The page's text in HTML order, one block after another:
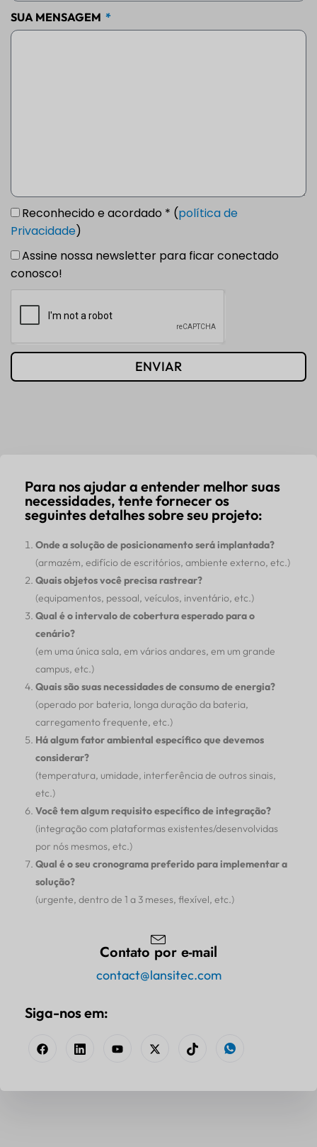
SUA MENSAGEM
Reconhecido e acordado * (política de
Privacidade)
Assine nossa newsletter para ficar conectado
conosco!
ENVIAR
Para nos ajudar a entender melhor suas
necessidades, tente fornecer os
seguintes detalhes sobre seu projeto:
Onde a solução de posicionamento será implantada?
(armazém, edifício de escritórios, ambiente externo, etc.)
Quais objetos você precisa rastrear?
(equipamentos, pessoal, veículos, inventário, etc.)
Qual é o intervalo de cobertura esperado para o
cenário?
(em uma única sala, em vários andares, em um grande
campus, etc.)
Quais são suas necessidades de consumo de energia?
(operado por bateria, longa duração da bateria,
carregamento frequente, etc.)
Há algum fator ambiental específico que devemos
considerar?
(temperatura, umidade, interferência de outros sinais,
etc.)
Você tem algum requisito específico de integração?
(integração com plataformas existentes/desenvolvidas
por nós mesmos, etc.)
Qual é o seu cronograma preferido para implementar a
solução?
(urgente, dentro de 1 a 3 meses, flexível, etc.)
Contato por e-mail
contact@lansitec.com
Siga-nos em: